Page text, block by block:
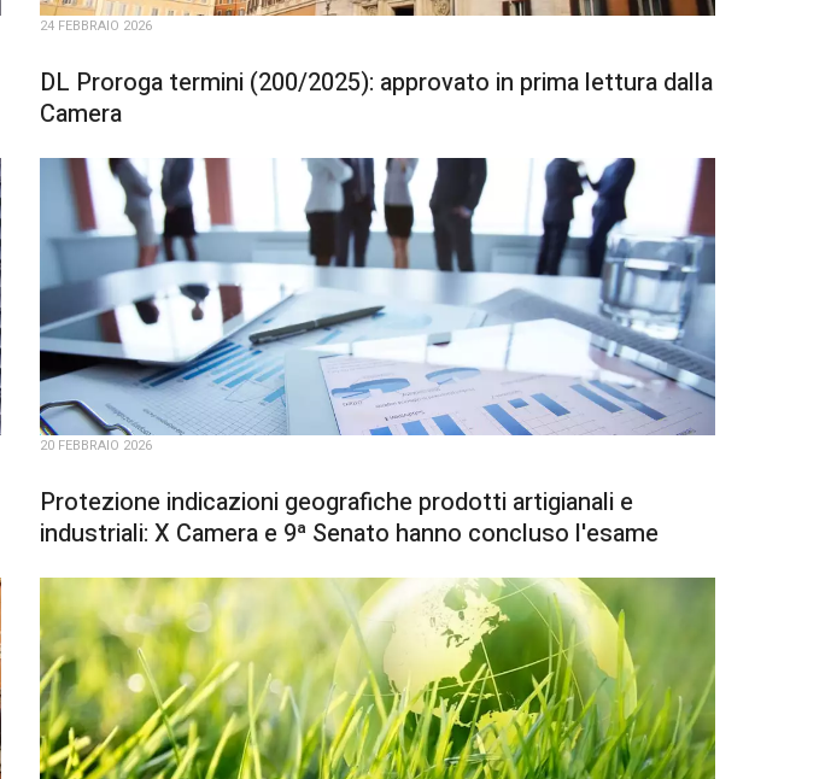
24 FEBBRAIO 2026
DL Proroga termini (200/2025): approvato in prima lettura dalla
Camera
20 FEBBRAIO 2026
Protezione indicazioni geografiche prodotti artigianali e
industriali: X Camera e 9ª Senato hanno concluso l'esame